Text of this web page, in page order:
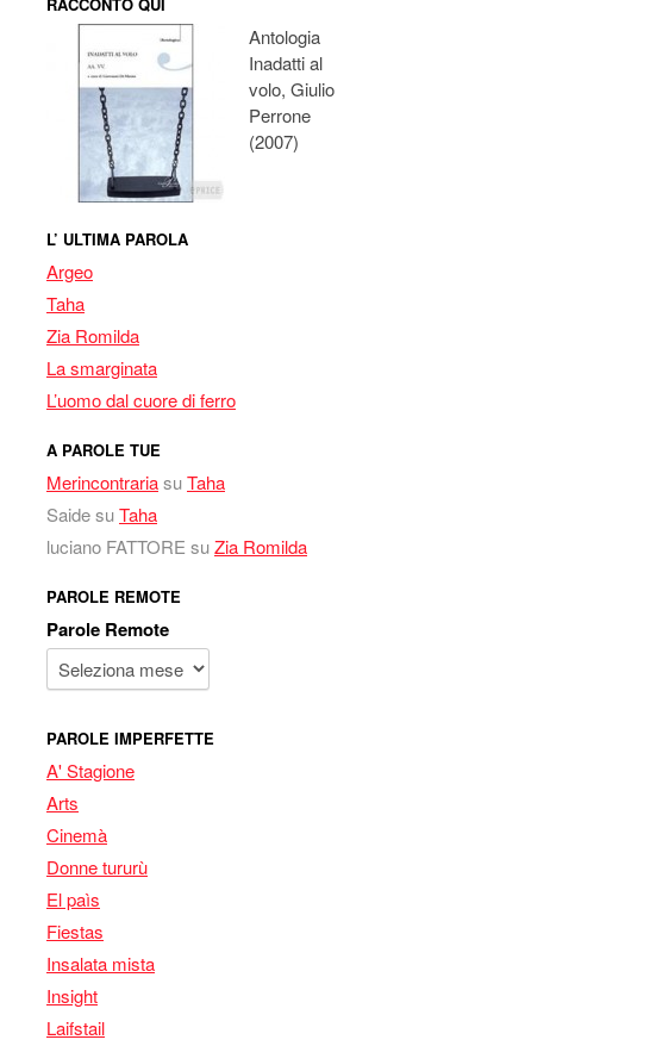
Antologia
Inadatti al
volo, Giulio
Perrone
(2007)
L’ ULTIMA PAROLA
Argeo
Taha
Zia Romilda
La smarginata
L’uomo dal cuore di ferro
A PAROLE TUE
MerincontrariasuTaha
SaidesuTaha
luciano FATTORE suZia Romilda
PAROLE REMOTE
Parole Remote
PAROLE IMPERFETTE
A' Stagione
Arts
Cinemà
Donne tururù
El paìs
Fiestas
Insalata mista
Insight
Laifstail